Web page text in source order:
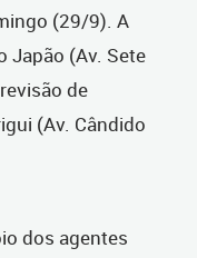
(29/9). A
Japão (Av. Sete
de
(Av. Cândido
dos agentes